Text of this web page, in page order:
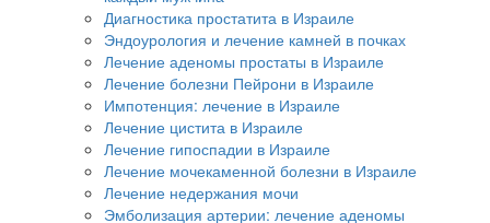
Диагностика простатита в Израиле
Эндоурология и лечение камней в почках
Лечение аденомы простаты в Израиле
Лечение болезни Пейрони в Израиле
Импотенция: лечение в Израиле
Лечение цистита в Израиле
Лечение гипоспадии в Израиле
Лечение мочекаменной болезни в Израиле
Лечение недержания мочи
Эмболизация артерии: лечение аденомы